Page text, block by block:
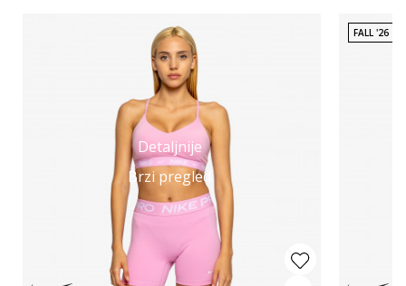
Detaljnije
Brzi pregled
FALL '26